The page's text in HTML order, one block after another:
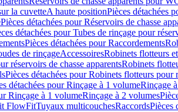
la cuvetteA haute positionPièces détachées
Pièces détachées pour Réservoirs de chasse
détachées pour Tubes de rinçage pour
Pièces détachées pour Raccordements
de rinçageAccessoiresRobinets flotteurs
réservoirs de chasse apparentsRobinets
Pièces détachées pour Robinets flotteurs pour
détachées pour Rinçage à 1 volumeRinçage
Rinçage à 1 volumeRinçage à 2 volumes
FlowFitTuyaux multicouchesRaccordsPièces